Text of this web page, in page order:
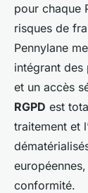
pour chaque
risques de
Pennylane
intégrant
et un accès
RGPD est
traitement et
conformité.